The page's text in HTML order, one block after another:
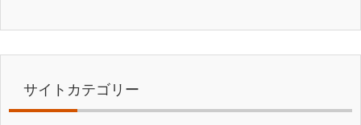
サイトカテゴリー